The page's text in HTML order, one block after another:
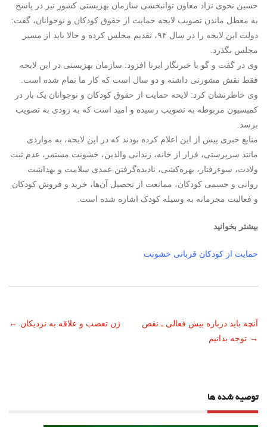
حسین نحوی نژاد معاون توانبخشی سازمان بهزیستی کشور نیز در پاسخ
به معطل ماندن تصویب لایحه حمایت از حقوق کودکان و نوجوانان، گفت:
دولت این لایحه را در سال ۹۴، تقدیم مجلس کرده و حالا باید از مسیر
مجلس بگذرد.
وی در گفت و گو با خبرنگار ایرنا افزود: سازمان بهزیستی در این لایحه
فقط نقش مشورتی داشته و دو سال است که کار ما تمام شده است.
وی خاطرنشان کرد: لایحه حمایت از حقوق کودکان و نوجوانان یک بار در
کمیسیون مربوطه به تصویب رسیده و امید است که به زودی به تصویب
برسد.
منابع خبری پیش از این اعلام کرده بودند که در این لایحه، به مواردی
مانند سرپرستی، فرار از خانه، زندانی والدین، خشونت مستمر، عدم ثبت
ولادت، سوءرفتار، بهره‌کشی، نادیده‌گرفتن عمدی سلامت و بهداشت
روانی و جسمی کودکان، ممانعت از تحصیل آن‌ها، خرید و فروش کودکان
و فعالیت مجرمانه به وسیله کودک اشاره شده است.
بیشتر بخوانید
حمایت از کودکان قربانی خشونت
ناوبری
نوشته
← ژن تعصب و علاقه به نزدیکان
آنچه باید درباره بیش فعالی ـ نقص
توجه بدانیم →
توصیه شده ها